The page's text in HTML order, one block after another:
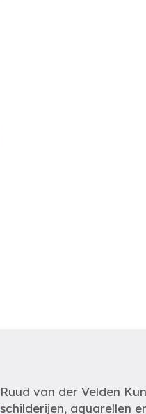
Ruud van der Velden
schilderijen, aquarellen